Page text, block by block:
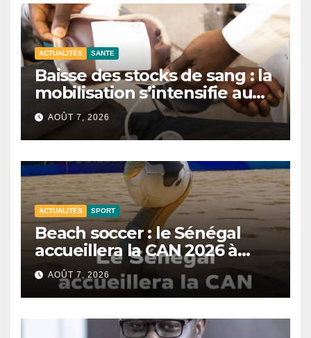
ACTUALITÉS SANTE
Baisse des stocks de sang : la
mobilisation s’intensifie au
CNTS de Dakar.
AOÛT 7, 2026
ACTUALITÉS SPORT
Beach soccer : le Sénégal
accueillera la CAN 2026 à
Dakar.
AOÛT 7, 2026